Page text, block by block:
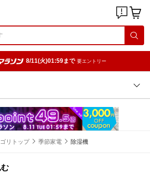
8/11(火)01:59まで 要エントリー
リトップ 季節家電 除湿機